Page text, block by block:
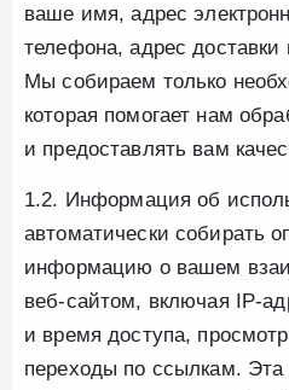
ваше имя, адрес
телефона, адрес
Мы собираем только
которая помогает нам
и предоставлять вам
1.2. Информация об
автоматически собирать
информацию о вашем
веб-сайтом, включая IP-
и время доступа,
переходы по ссылкам.